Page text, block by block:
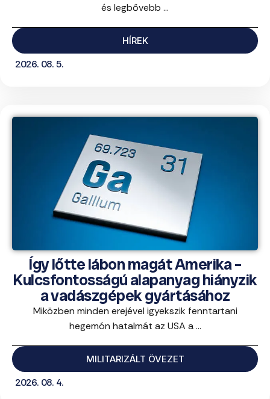
és legbővebb ...
HÍREK
2026. 08. 5.
Így lőtte lábon magát Amerika –
Kulcsfontosságú alapanyag hiányzik
a vadászgépek gyártásához
Miközben minden erejével igyekszik fenntartani
hegemón hatalmát az USA a ...
MILITARIZÁLT ÖVEZET
2026. 08. 4.